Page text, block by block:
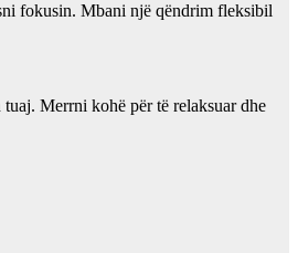
fokusin. Mbani një qëndrim fleksibil
Merrni kohë për të relaksuar dhe